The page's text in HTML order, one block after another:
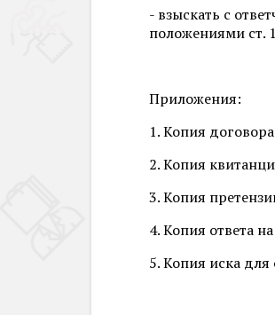
- взыскать с
положениями ст.
Приложения:
1. Копия
2. Копия
3. Копия
4. Копия ответа
5. Копия иска для